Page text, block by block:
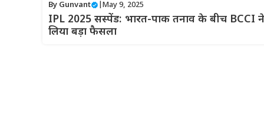
By Gunvant May 9, 2025
IPL 2025 सस्पेंड: भारत-पाक तनाव के बीच BCCI ने
लिया बड़ा फैसला